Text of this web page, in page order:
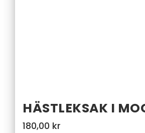
HÄSTLEKSAK I
180,00 kr